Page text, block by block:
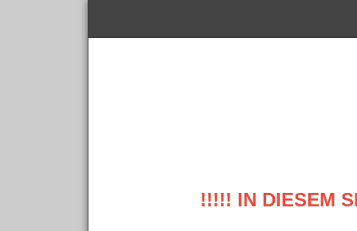
!!!!! IN DIESEM